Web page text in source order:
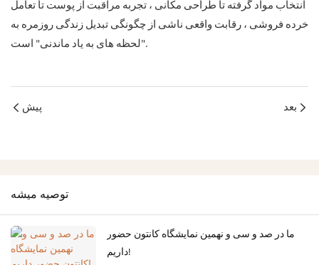
انتخاب مواد گرفته تا طراحی مکانی ، تجربه مراقبت از پوست تا تعامل
خرده فروشی ، رقابت واقعی ناشی از چگونگی تبدیل زندگی روزمره به
"لحظه های به یاد ماندنی" است.
پیش بعد
توصيه ميشه
ما در صد و سی و نهمین نمایشگاه کانتون حضور
داریم!